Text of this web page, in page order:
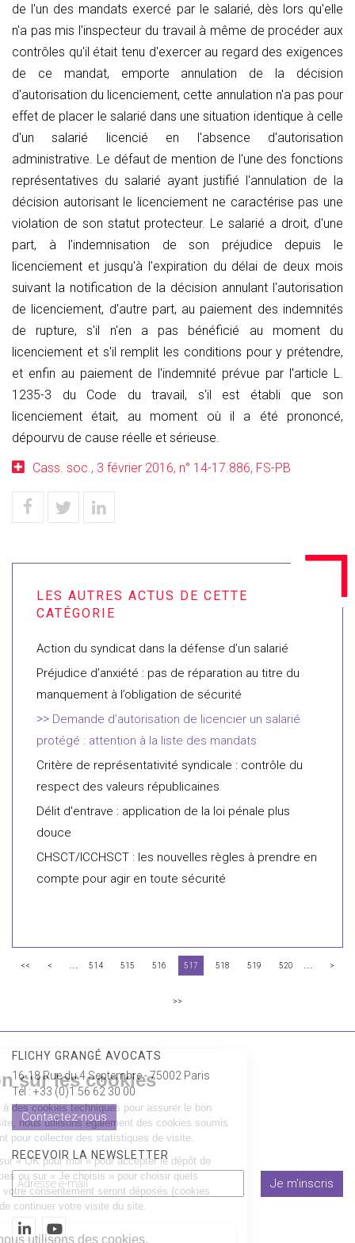
de l'un des mandats exercé par le salarié, dès lors qu'elle
n'a pas mis l'inspecteur du travail à même de procéder aux
contrôles qu'il était tenu d'exercer au regard des exigences
de ce mandat, emporte annulation de la décision
d'autorisation du licenciement, cette annulation n'a pas pour
effet de placer le salarié dans une situation identique à celle
d'un salarié licencié en l'absence d'autorisation
administrative. Le défaut de mention de l'une des fonctions
représentatives du salarié ayant justifié l'annulation de la
décision autorisant le licenciement ne caractérise pas une
violation de son statut protecteur. Le salarié a droit, d'une
part, à l'indemnisation de son préjudice depuis le
licenciement et jusqu'à l'expiration du délai de deux mois
suivant la notification de la décision annulant l'autorisation
de licenciement, d'autre part, au paiement des indemnités
de rupture, s'il n'en a pas bénéficié au moment du
licenciement et s'il remplit les conditions pour y prétendre,
et enfin au paiement de l'indemnité prévue par l'article L.
1235-3 du Code du travail, s'il est établi que son
licenciement était, au moment où il a été prononcé,
dépourvu de cause réelle et sérieuse.
Cass. soc., 3 février 2016, n° 14-17.886, FS-PB
Action du syndicat dans la défense d’un salarié
Préjudice d’anxiété : pas de réparation au titre du
manquement à l’obligation de sécurité
Demande d’autorisation de licencier un salarié
protégé : attention à la liste des mandats
Critère de représentativité syndicale : contrôle du
respect des valeurs républicaines
Délit d'entrave : application de la loi pénale plus
douce
CHSCT/ICCHSCT : les nouvelles règles à prendre en
compte pour agir en toute sécurité
<< < ... 514 515 516 517 518 519 520 ... >
>>
FLICHY GRANGÉ AVOCATS
16-18 Rue du 4 Septembre - 75002 Paris
Tél : +33 (0)1 56 62 30 00
Contactez-nous
RECEVOIR LA NEWSLETTER
Je m'inscris